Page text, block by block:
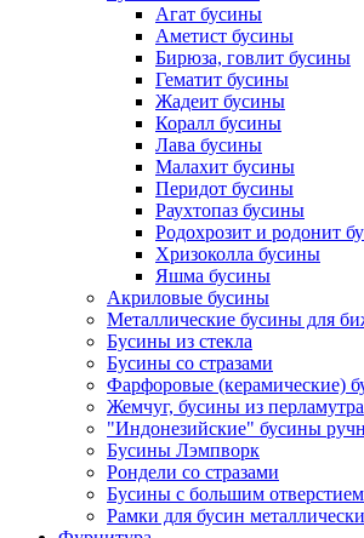
Агат бусины
Аметист бусины
Бирюза, говлит бусины
Гематит бусины
Жадеит бусины
Коралл бусины
Лава бусины
Малахит бусины
Перидот бусины
Раухтопаз бусины
Родохрозит и родонит
Хризоколла бусины
Яшма бусины
Акриловые бусины
Металлические бусины для
Бусины из стекла
Бусины со стразами
Фарфоровые (керамические)
Жемчуг, бусины из перламутра
"Индонезийские" бусины
Бусины Лэмпворк
Рондели со стразами
Бусины с большим
Рамки для бусин